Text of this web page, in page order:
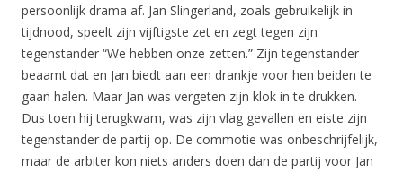
persoonlijk drama af. Jan Slingerland, zoals gebruikelijk in
tijdnood, speelt zijn vijftigste zet en zegt tegen zijn
tegenstander “We hebben onze zetten.” Zijn tegenstander
beaamt dat en Jan biedt aan een drankje voor hen beiden te
gaan halen. Maar Jan was vergeten zijn klok in te drukken.
Dus toen hij terugkwam, was zijn vlag gevallen en eiste zijn
tegenstander de partij op. De commotie was onbeschrijfelijk,
maar de arbiter kon niets anders doen dan de partij voor Jan